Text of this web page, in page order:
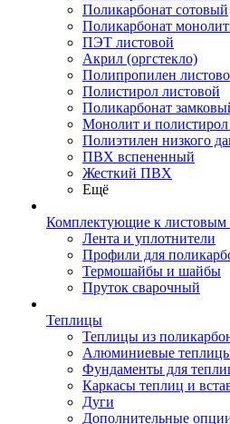
Поликарбонат сотовый
Поликарбонат
ПЭТ листовой
Акрил (оргстекло)
Полипропилен
Полистирол листовой
Поликарбонат
Монолит и
Полиэтилен низкого
ПВХ вспененный
Жесткий ПВХ
Ещё
Комплектующие к листовым
Лента и уплотнители
Профили для
Термошайбы и шайбы
Пруток сварочный
Теплицы
Теплицы из
Алюминиевые
Фундаменты для
Каркасы теплиц и
Дуги
Дополнительные